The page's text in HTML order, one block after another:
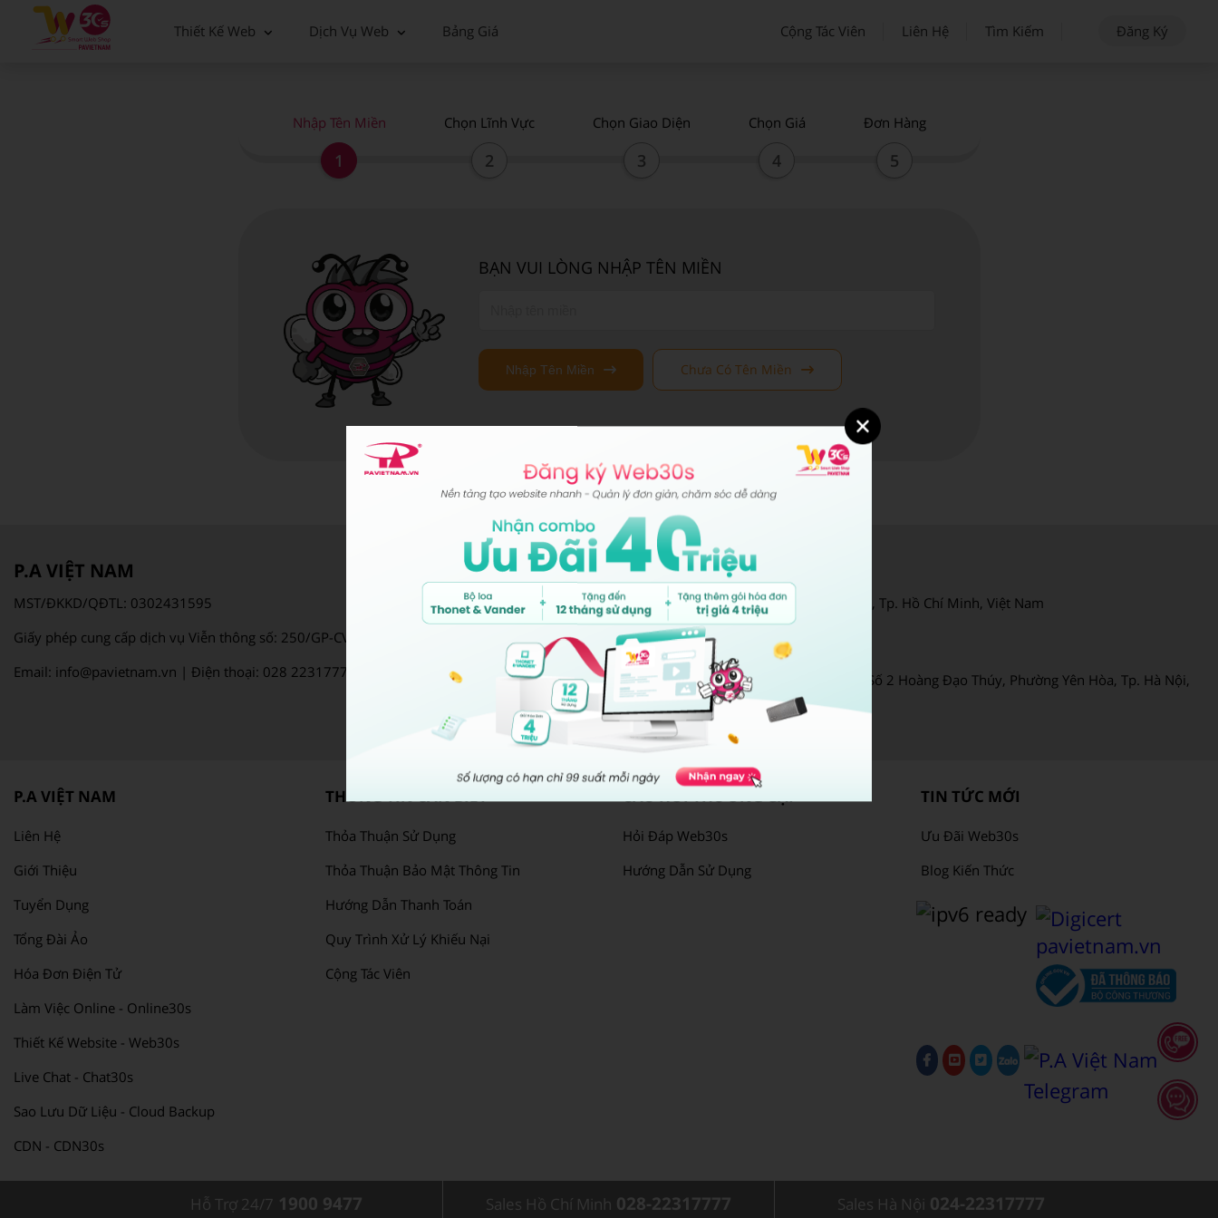
Thiết Kế Web Dịch Vụ Web Bảng Giá Cộng Tác Viên Liên Hệ Tìm Kiếm Đăng Ký
Nhập Tên Miền
1
Chọn Lĩnh Vực
2
Chọn Giao Diện
3
Chọn Giá
4
Đơn Hàng
5
BẠN VUI LÒNG NHẬP TÊN MIỀN
Nhập Tên Miền Chưa Có Tên Miền
Hỗ Trợ 24/7 1900 9477 Sales Hồ Chí Minh 028-22317777 Sales Hà Nội 024-22317777
P.A VIỆT NAM
MST/ĐKKD/QĐTL: 0302431595
Giấy phép cung cấp dịch vụ Viễn thông số: 250/GP-CVT
Email: info@pavietnam.vn | Điện thoại: 028 22317777
VĂN PHÒNG PHÍA NAM:
344 Huỳnh Tấn Phát, Phường Tân Thuận, Tp. Hồ Chí Minh, Việt Nam
VĂN PHÒNG PHÍA BẮC:
Tầng 9 - Tòa nhà Diamond (Handico 6), Số 2 Hoàng Đạo Thúy, Phường Yên Hòa, Tp. Hà Nội,
Việt Nam.
P.A VIỆT NAM
Liên Hệ
Giới Thiệu
Tuyển Dụng
Tổng Đài Ảo
Hóa Đơn Điện Tử
Làm Việc Online - Online30s
Thiết Kế Website - Web30s
Live Chat - Chat30s
Sao Lưu Dữ Liệu - Cloud Backup
CDN - CDN30s
THÔNG TIN CẦN BIẾT
Thỏa Thuận Sử Dụng
Thỏa Thuận Bảo Mật Thông Tin
Hướng Dẫn Thanh Toán
Quy Trình Xử Lý Khiếu Nại
Cộng Tác Viên
CÂU HỎI THƯỜNG GẶP
Hỏi Đáp Web30s
Hướng Dẫn Sử Dụng
TIN TỨC MỚI
Ưu Đãi Web30s
Blog Kiến Thức